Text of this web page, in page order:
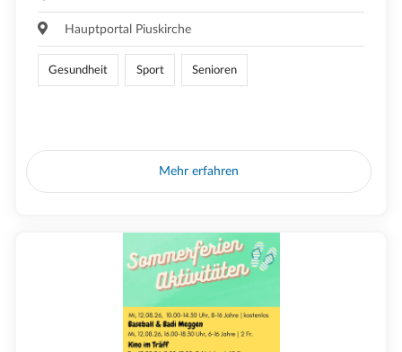
Hauptportal Piuskirche
Gesundheit Sport Senioren
Mehr erfahren